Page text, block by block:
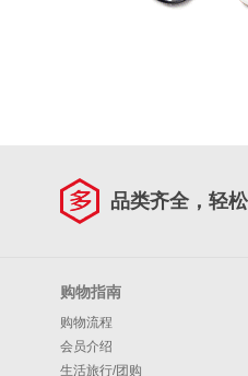
品类齐全，轻
购物指南
购物流程
会员介绍
生活旅行/团购